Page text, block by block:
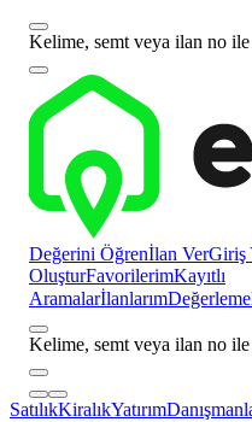
Kelime, semt veya ilan no ile
Değerini Öğrenİlan VerGiriş
OluşturFavorilerimKayıtlı
Aramalarİlanlarım
Kelime, semt veya ilan no ile
SatılıkKiralıkYatırım